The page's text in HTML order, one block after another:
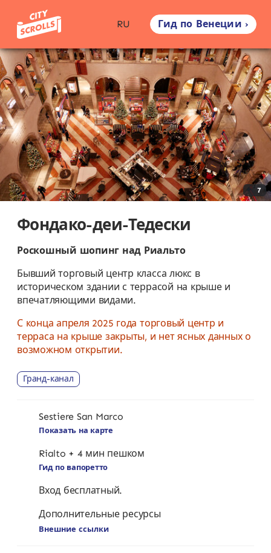
RU Гид по Венеции ›
7
Фондако-деи-Тедески
Роскошный шопинг над Риальто
Бывший торговый центр класса люкс в
историческом здании с террасой на крыше и
впечатляющими видами.
С конца апреля 2025 года торговый центр и
терраса на крыше закрыты, и нет ясных данных о
возможном открытии.
Гранд-канал
Sestiere San Marco
Показать на карте
Rialto + 4 мин пешком
Гид по вапоретто
Вход бесплатный.
Дополнительные ресурсы
Внешние ссылки